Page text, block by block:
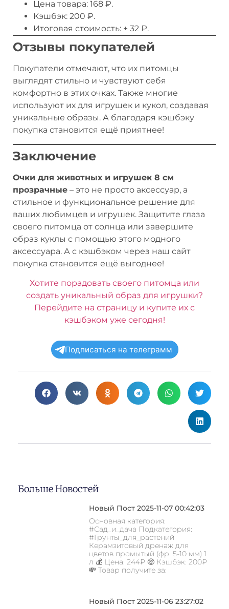
Цена товара: 168 ₽.
Кэшбэк: 200 ₽.
Итоговая стоимость: + 32 ₽.
Отзывы покупателей
Покупатели отмечают, что их питомцы
выглядят стильно и чувствуют себя
комфортно в этих очках. Также многие
используют их для игрушек и кукол, создавая
уникальные образы. А благодаря кэшбэку
покупка становится ещё приятнее!
Заключение
Очки для животных и игрушек 8 см
прозрачные – это не просто аксессуар, а
стильное и функциональное решение для
ваших любимцев и игрушек. Защитите глаза
своего питомца от солнца или завершите
образ куклы с помощью этого модного
аксессуара. А с кэшбэком через наш сайт
покупка становится ещё выгоднее!
Хотите порадовать своего питомца или
создать уникальный образ для игрушки?
Перейдите на страницу и купите их с
кэшбэком уже сегодня!
Подписаться на телеграмм
Больше Новостей
Новый Пост 2025-11-07 00:42:03
Основная категория:
#Сад_и_дача Подкатегория:
#Грунты_для_растений
Керамзитовый дренаж для
цветов промытый (фр. 5-10 мм) 1
л 💰 Цена: 244₽ 🤑 Кэшбэк: 200₽
💸 Товар получите за:
Новый Пост 2025-11-06 23:27:02